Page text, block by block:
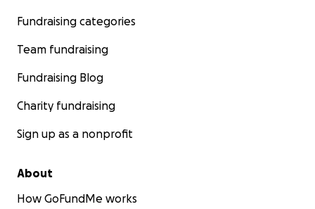
Fundraising categories
Team fundraising
Fundraising Blog
Charity fundraising
Sign up as a nonprofit
About
How GoFundMe works